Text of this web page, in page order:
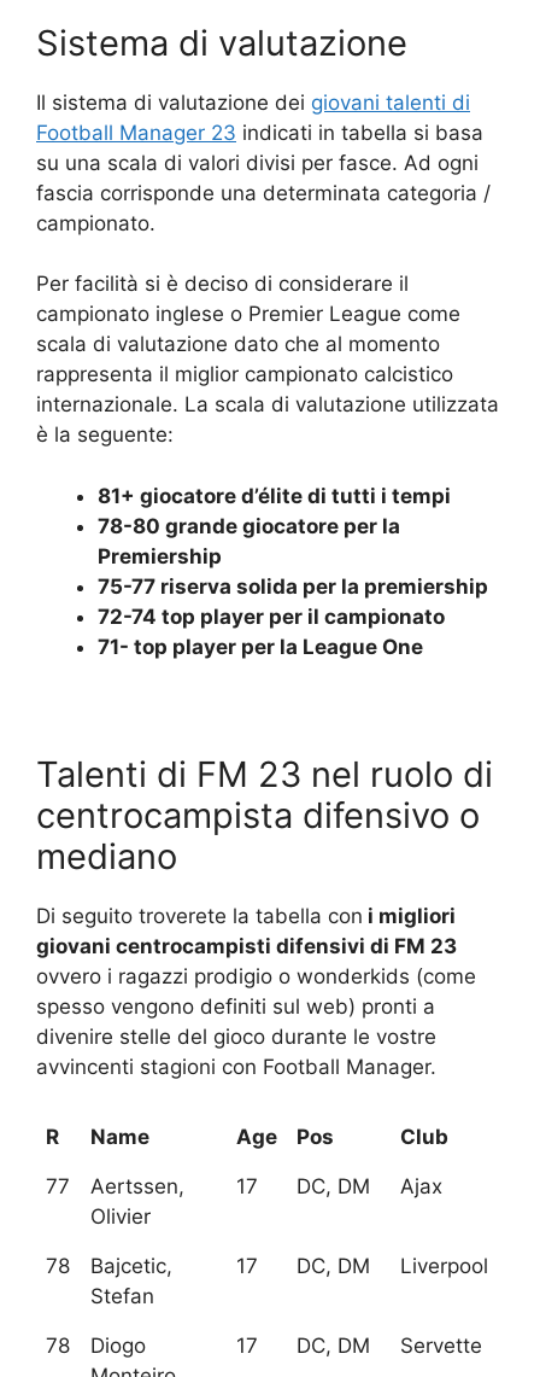
Sistema di valutazione
Il sistema di valutazione dei giovani talenti di
Football Manager 23 indicati in tabella si basa
su una scala di valori divisi per fasce. Ad ogni
fascia corrisponde una determinata categoria /
campionato.
Per facilità si è deciso di considerare il
campionato inglese o Premier League come
scala di valutazione dato che al momento
rappresenta il miglior campionato calcistico
internazionale. La scala di valutazione utilizzata
è la seguente:
81+ giocatore d’élite di tutti i tempi
78-80 grande giocatore per la
Premiership
75-77 riserva solida per la premiership
72-74 top player per il campionato
71- top player per la League One
Talenti di FM 23 nel ruolo di
centrocampista difensivo o
mediano
Di seguito troverete la tabella con i migliori
giovani centrocampisti difensivi di FM 23
ovvero i ragazzi prodigio o wonderkids (come
spesso vengono definiti sul web) pronti a
divenire stelle del gioco durante le vostre
avvincenti stagioni con Football Manager.
R Name Age Pos Club
77
Aertssen,
Olivier
17 DC, DM Ajax
78
Bajcetic,
Stefan
17 DC, DM Liverpool
78
Diogo
17 DC, DM Servette